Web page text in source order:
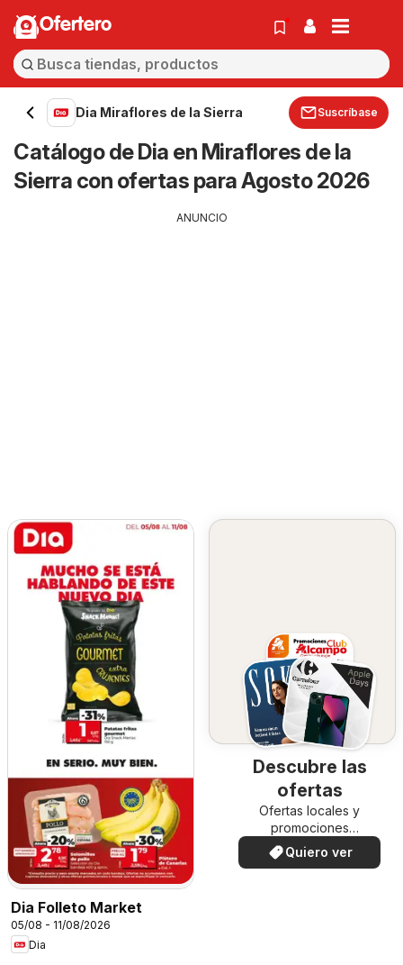
Ofertero
Dia Miraflores de la Sierra Suscríbase
Catálogo de Dia en Miraflores de la
Sierra con ofertas para Agosto 2026
ANUNCIO
Dia Folleto Market
05/08 - 11/08/2026
Dia
Descubre las
ofertas
Ofertas locales y
promociones
especiales.
Quiero ver